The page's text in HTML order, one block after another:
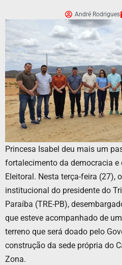
André Rodrigues
Princesa Isabel deu mais um
fortalecimento da democracia
Eleitoral. Nesta terça-feira (27),
institucional do presidente do
Paraíba (TRE-PB),
que esteve acompanhado de
terreno que será doado pelo
construção da sede própria do
Zona.